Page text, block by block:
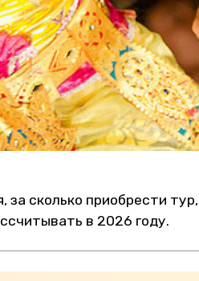
за сколько приобрести тур,
в 2026 году.